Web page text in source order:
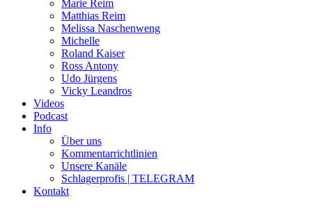
Marie Reim
Matthias Reim
Melissa Naschenweng
Michelle
Roland Kaiser
Ross Antony
Udo Jürgens
Vicky Leandros
Videos
Podcast
Info
Über uns
Kommentarrichtlinien
Unsere Kanäle
Schlagerprofis | TELEGRAM
Kontakt